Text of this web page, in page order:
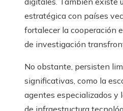
estratégica con países
fortalecer la cooperación
de investigación
No obstante, persisten
significativas, como la
agentes especializados y